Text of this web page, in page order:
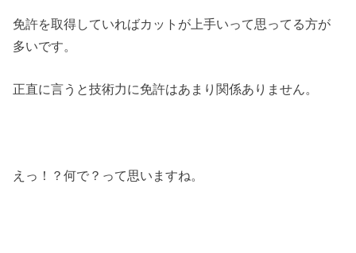
免許を取得していればカットが上手いって思ってる方が
多いです。
正直に言うと技術力に免許はあまり関係ありません。
えっ！？何で？って思いますね。